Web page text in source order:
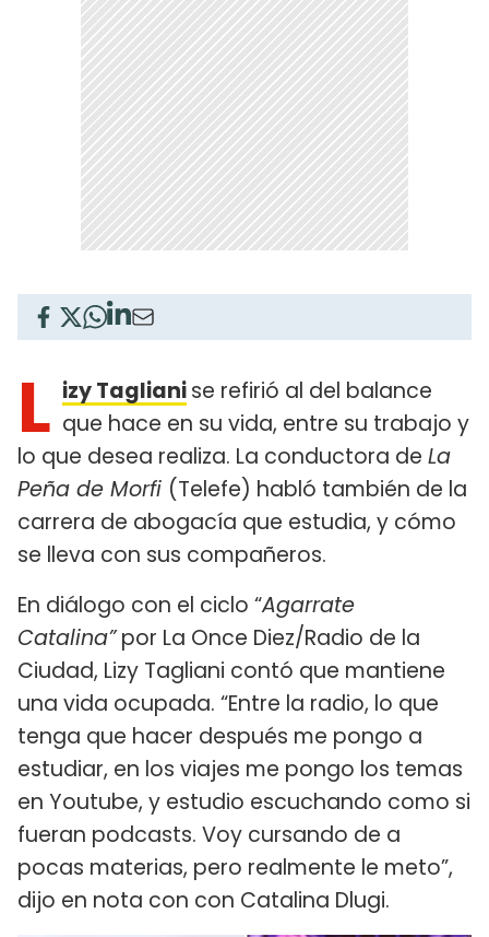
L izy Taglianise refirió al del balance
que hace en su vida, entre su trabajo y
lo que desea realiza. La conductora de La
Peña de Morfi (Telefe) habló también de la
carrera de abogacía que estudia, y cómo
se lleva con sus compañeros.
En diálogo con el ciclo “Agarrate
Catalina”por La Once Diez/Radio de la
Ciudad, Lizy Tagliani contó que mantiene
una vida ocupada. “Entre la radio, lo que
tenga que hacer después me pongo a
estudiar, en los viajes me pongo los temas
en Youtube, y estudio escuchando como si
fueran podcasts. Voy cursando de a
pocas materias, pero realmente le meto”,
dijo en nota con con Catalina Dlugi.